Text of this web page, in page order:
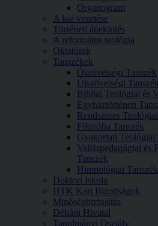
Organogram
A kar vezetése
Történeti áttekintés
A református teológia
Oktatóink
Tanszékek
Ószövetségi Tanszék
Újszövetségi Tanszék
Bibliai Teológiai és
Egyháztörténeti
Rendszeres
Filozófia Tanszék
Gyakorlati Teológiai
Valláspedagógiai és
Tanszék
Himnológiai Tanszék
Doktori Iskola
HTK Kari Bizottságok
Minőségbiztosítás
Dékáni Hivatal
Tanulmányi Osztály